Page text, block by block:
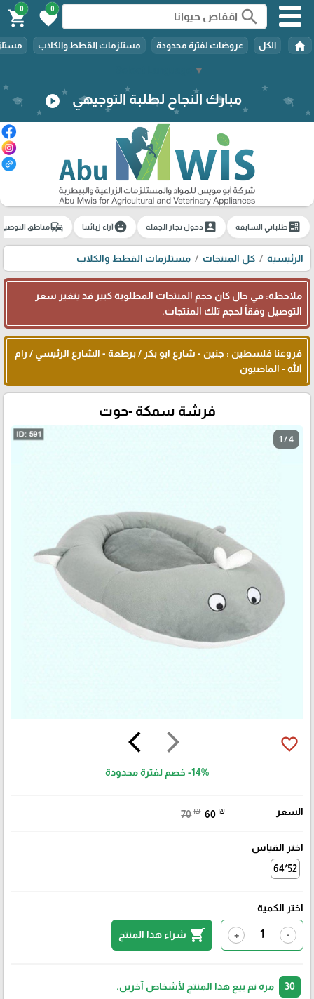
▼
search
0
favorite
0
shopping_cart
home الكل عروضات لفترة محدودة مستلزمات القطط والكلاب
مبارك النجاح لطلبة التوجيهي play_circle
ballotطلباتي السابقة account_boxدخول تجار الجملة emoji_emotionsآراء زبائننا commuteمناطق
الرئيسية كل المنتجات مستلزمات القطط والكلاب
ملاحظة: في حال كان حجم المنتجات المطلوبة كبير قد يتغير سعر
التوصيل وفقاً لحجم تلك المنتجات.
فروعنا فلسطين : جنين - شارع ابو بكر / برطعة - الشارع الرئيسي / رام
الله - الماصيون
فرشة سمكة -حوت
1 / 4
arrow_forward_ios
arrow_back_ios favorite_border
-14% خصم لفترة محدودة
السعر 70 ₪ 60 ₪
اختر القياس
52*64
اختر الكمية
-
+
shopping_cart شراء هذا المنتج
مرة تم بيع هذا المنتج لأشخاص آخرين.